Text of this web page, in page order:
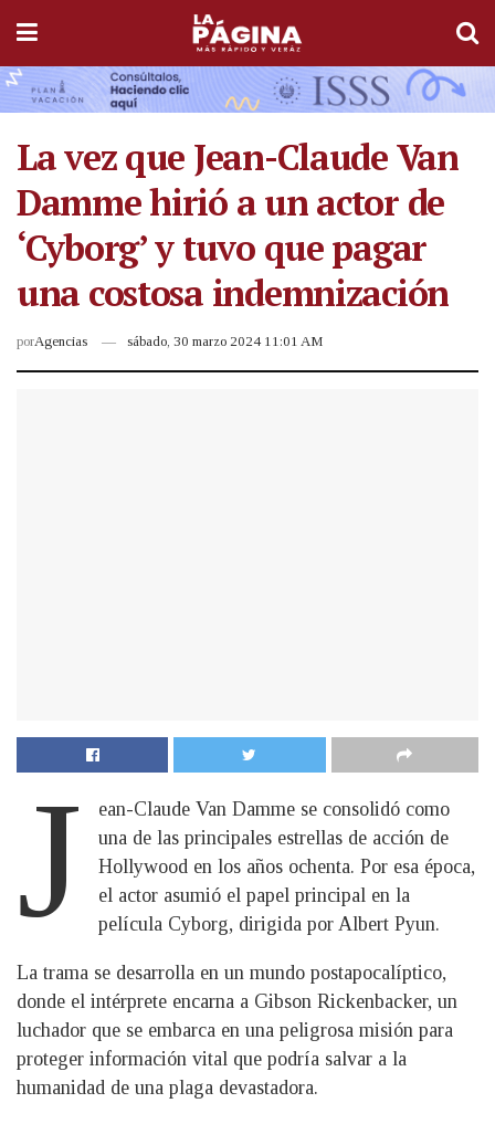
La vez que Jean-Claude Van
Damme hirió a un actor de
‘Cyborg’ y tuvo que pagar
una costosa indemnización
porAgencias sábado, 30 marzo 2024 11:01 AM
J
ean-Claude Van Damme se consolidó como
una de las principales estrellas de acción de
Hollywood en los años ochenta. Por esa época,
el actor asumió el papel principal en la
película Cyborg, dirigida por Albert Pyun.
La trama se desarrolla en un mundo postapocalíptico,
donde el intérprete encarna a Gibson Rickenbacker, un
luchador que se embarca en una peligrosa misión para
proteger información vital que podría salvar a la
humanidad de una plaga devastadora.